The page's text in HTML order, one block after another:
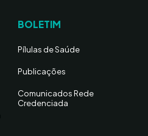
BOLETIM
Pílulas de Saúde
Publicações
Comunicados Rede
Credenciada